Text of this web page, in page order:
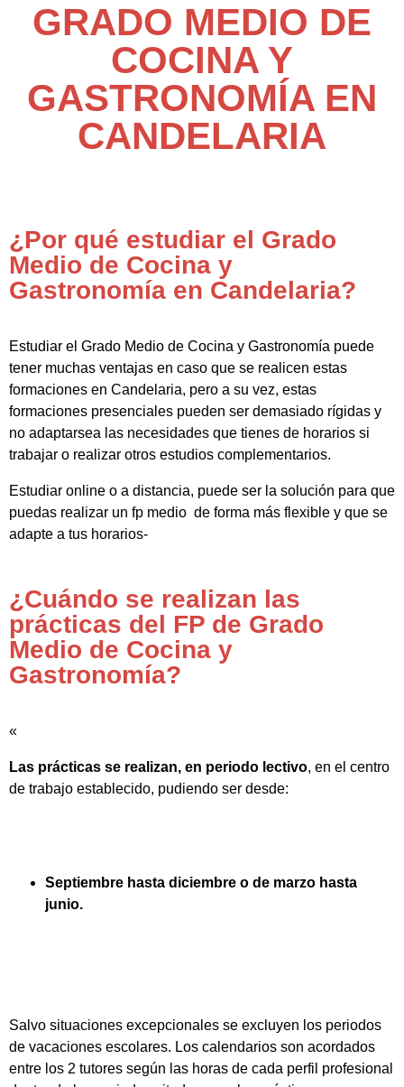
GRADO MEDIO DE
COCINA Y
GASTRONOMÍA EN
CANDELARIA
¿Por qué estudiar el Grado
Medio de Cocina y
Gastronomía en Candelaria?
Estudiar el Grado Medio de Cocina y Gastronomía puede
tener muchas ventajas en caso que se realicen estas
formaciones en Candelaria, pero a su vez, estas
formaciones presenciales pueden ser demasiado rígidas y
no adaptarsea las necesidades que tienes de horarios si
trabajar o realizar otros estudios complementarios.
Estudiar online o a distancia, puede ser la solución para que
puedas realizar un fp medio de forma más flexible y que se
adapte a tus horarios-
¿Cuándo se realizan las
prácticas del FP de Grado
Medio de Cocina y
Gastronomía?
«
Las prácticas se realizan, en periodo lectivo, en el centro
de trabajo establecido, pudiendo ser desde:
Septiembre hasta diciembre o de marzo hasta
junio.
Salvo situaciones excepcionales se excluyen los periodos
de vacaciones escolares. Los calendarios son acordados
entre los 2 tutores según las horas de cada perfil profesional